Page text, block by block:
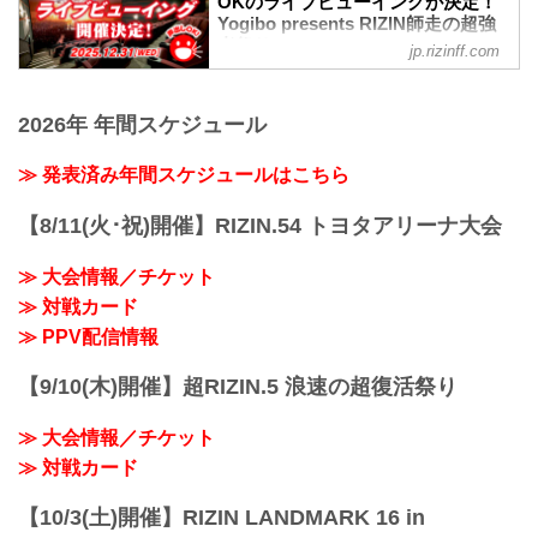
伊澤星花 vs. RENA
女子スーパーアトム級タイトルマッチ
R...
12時よりRIZIN 100 CLUB、RIZIN LIVE、
ABEMA、U-NEXTにて販売がスタートし
たぞ！（※スカパー！は12/5(金)販売開
の12月30日（火）23:59まで販売！
が実況・解説ありで試合を見たい方は是
presents RIZIN師走の超強者祭りを全試...
Yogibo presents RIZIN師走の超強
者祭り - RIZIN FIGHTING
FEDERATION オフィシャルサイト
Yogibo presents RIZIN師走の超強者祭り
このライブビューイングは声出しOK！ま
た来場者特典としてRIZINカードコレクシ
ョン特別ノベルティカードをプレゼン
ト！
ライブビューイング 開催...
jp.rizinff.com
2026年 年間スケジュール
≫ 発表済み年間スケジュールはこちら
【8/11(火･祝)開催】RIZIN.54 トヨタアリーナ大会
≫ 大会情報／チケット
≫ 対戦カード
≫ PPV配信情報
【9/10(木)開催】超RIZIN.5 浪速の超復活祭り
≫ 大会情報／チケット
≫ 対戦カード
【10/3(土)開催】RIZIN LANDMARK 16 in